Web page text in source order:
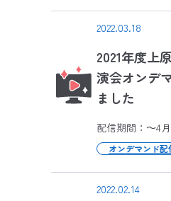
2022.03.18
2021年度上
演会オンデ
ました
配信期間：～4
オンデマンド配
2022.02.14